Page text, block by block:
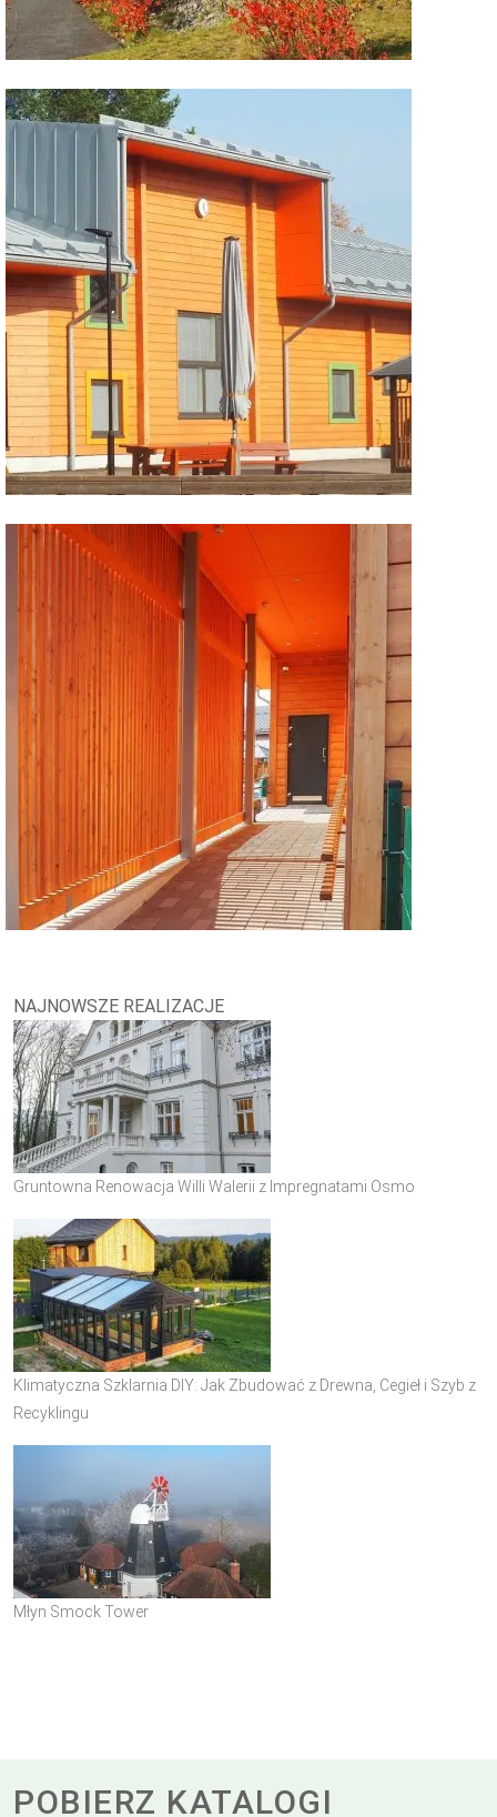
NAJNOWSZE REALIZACJE
Gruntowna Renowacja Willi Walerii z Impregnatami Osmo
Klimatyczna Szklarnia DIY: Jak Zbudować z Drewna, Cegieł i Szyb z
Recyklingu
Młyn Smock Tower
POBIERZ KATALOGI